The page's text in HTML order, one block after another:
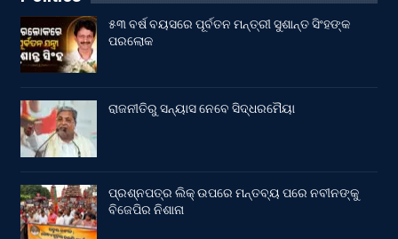
୫୩ ବର୍ଷ ବୟସରେ ପୂର୍ବତନ ମନ୍ତ୍ରୀ ସୁଶାନ୍ତ ସିଂହଙ୍କ
ପରଲୋକ
ରାଜନୀତିରୁ ସନ୍ୟାସ ନେବେ ସିଦ୍ଧରମୈୟା
ପ୍ରଶ୍ନପତ୍ର ଲିକ୍ ଉପରେ ମନ୍ତବ୍ୟ ପରେ ନବୀନଙ୍କୁ
ବିଜେପିର ନିଶାନା